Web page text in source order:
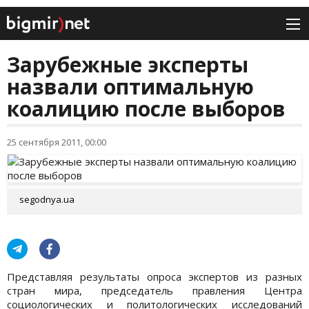
Зарубежные эксперты
назвали оптимальную
коалицию после выборов
25 сентября 2011, 00:00
segodnya.ua
Представляя результаты опроса экспертов из разных
стран мира, председатель правления Центра
социологических и политологических исследований